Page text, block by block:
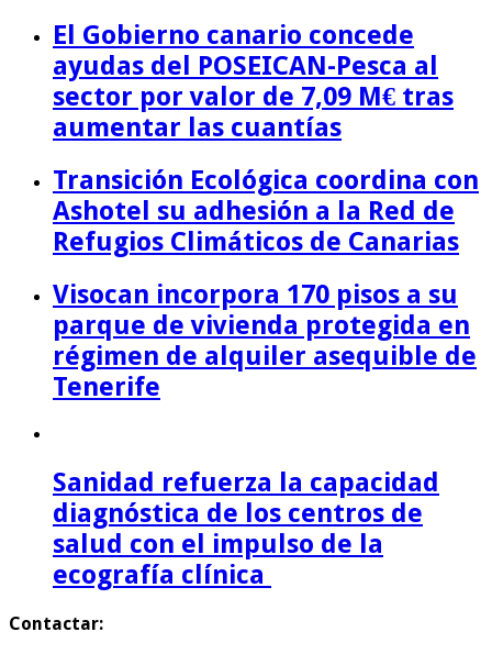
El Gobierno canario concede
ayudas del POSEICAN-Pesca al
sector por valor de 7,09 M€ tras
aumentar las cuantías
Transición Ecológica coordina con
Ashotel su adhesión a la Red de
Refugios Climáticos de Canarias
Visocan incorpora 170 pisos a su
parque de vivienda protegida en
régimen de alquiler asequible de
Tenerife
Sanidad refuerza la capacidad
diagnóstica de los centros de
salud con el impulso de la
ecografía clínica
Contactar: